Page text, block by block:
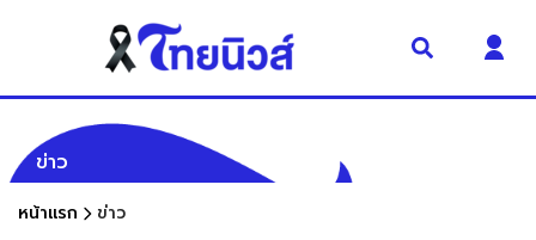
ข่าว
หน้าแรก ข่าว